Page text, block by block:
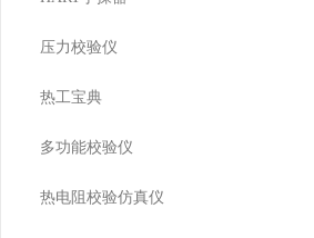
压力校验仪
热工宝典
多功能校验仪
热电阻校验仿真仪